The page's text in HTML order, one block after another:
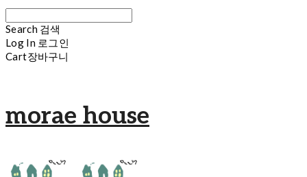
Search 검색
Log In 로그인
Cart장바구니
morae house